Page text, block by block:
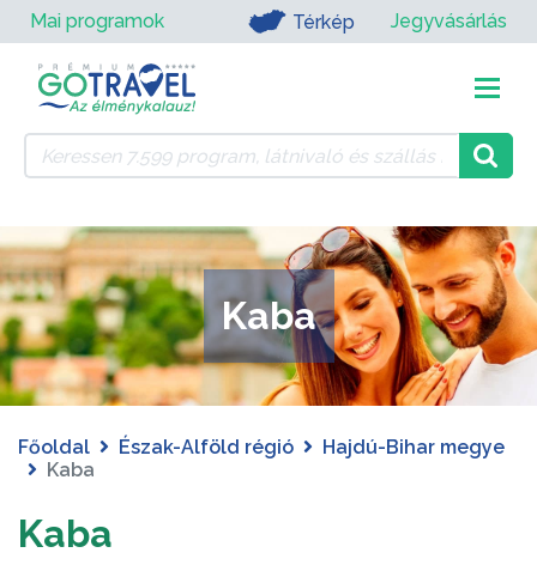
Mai programok Térkép Jegyvásárlás
Kaba
Főoldal Észak-Alföld régió
Hajdú-Bihar megye
Kaba
Kaba